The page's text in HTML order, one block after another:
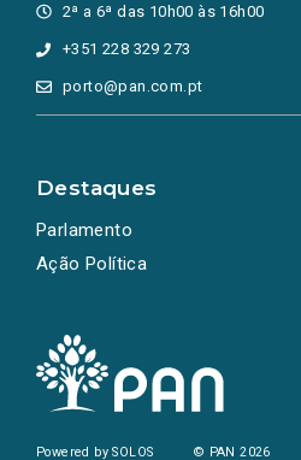
2ª a 6ª das 10h00 às 16h00
+351 228 329 273
porto@pan.com.pt
Destaques
Parlamento
Ação Política
Powered bySOLOS © PAN 2026